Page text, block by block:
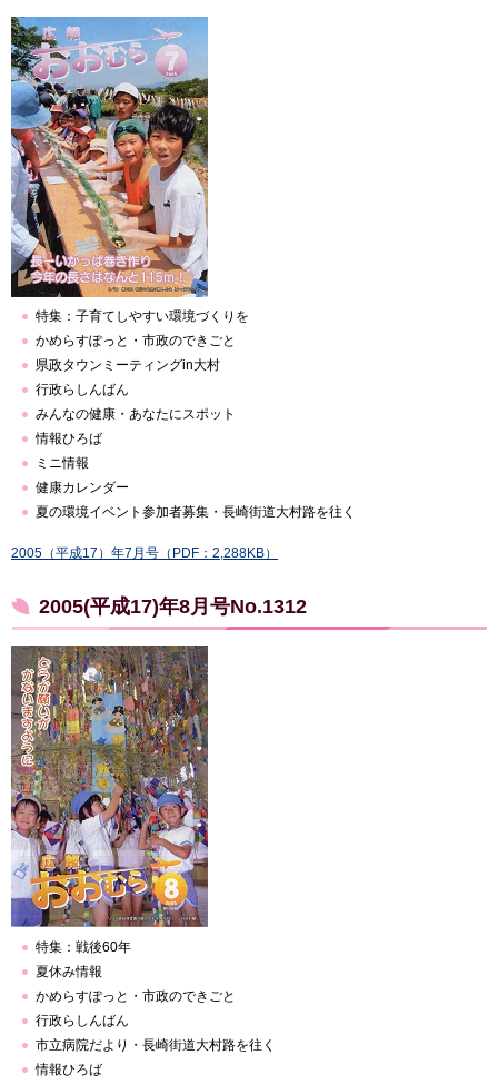
特集：子育てしやすい環境づくりを
かめらすぽっと・市政のできごと
県政タウンミーティングin大村
行政らしんばん
みんなの健康・あなたにスポット
情報ひろば
ミニ情報
健康カレンダー
夏の環境イベント参加者募集・長崎街道大村路を往く
2005（平成17）年7月号（PDF：2,288KB）
2005(平成17)年8月号No.1312
特集：戦後60年
夏休み情報
かめらすぽっと・市政のできごと
行政らしんばん
市立病院だより・長崎街道大村路を往く
情報ひろば